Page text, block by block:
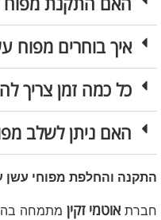
איך בוחרים מפוח
כל כמה זמן צריך
האם ניתן לשלב
התקנה והחלפת מפוחי עשן
חברת אוטמי זקין מתמחה